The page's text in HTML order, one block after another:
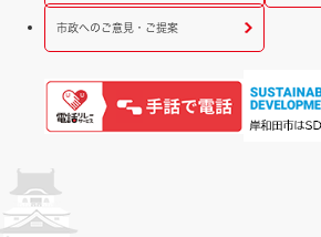
市政へのご意見・ご提案